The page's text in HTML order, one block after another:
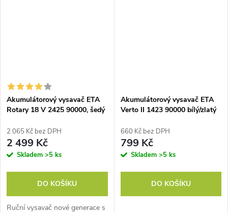
Akumulátorový vysavač ETA
Rotary 18 V 2425 90000, šedý
2 065 Kč bez DPH
2 499 Kč
Skladem >5 ks
DO KOŠÍKU
Ruční vysavač nové generace s
Akumulátorový vysavač ETA
Verto II 1423 90000 bílý/zlatý
660 Kč bez DPH
799 Kč
Skladem >5 ks
DO KOŠÍKU